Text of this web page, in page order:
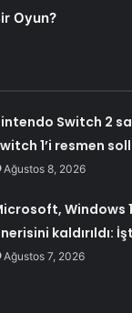
Oyun?
Switch 2
1’i resmen
Ağustos 8, 2026
Windows
kaldırıldı:
Ağustos 7, 2026